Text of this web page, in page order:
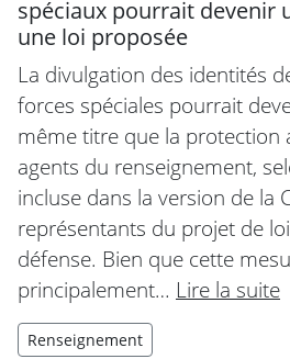
spéciaux pourrait devenir
une loi proposée
La divulgation des identités
forces spéciales pourrait
même titre que la protection
agents du renseignement,
incluse dans la version de la
représentants du projet de
défense. Bien que cette
principalement… Lire la suite
Renseignement